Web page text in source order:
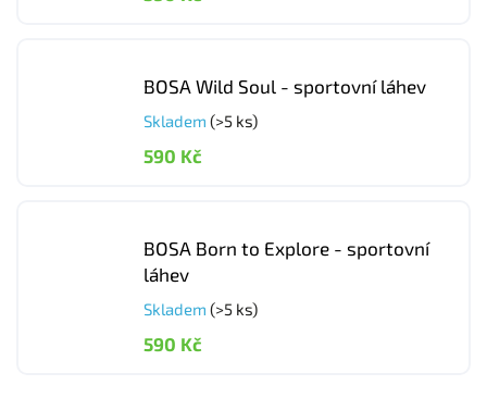
BOSA Wild Soul - sportovní láhev
Skladem (>5 ks)
590 Kč
BOSA Born to Explore - sportovní
láhev
Skladem (>5 ks)
590 Kč